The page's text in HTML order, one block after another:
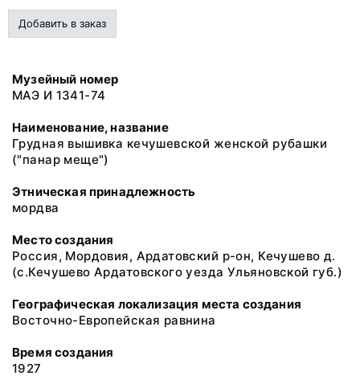
Добавить в заказ
Музейный номер
МАЭ И 1341-74
Наименование, название
Грудная вышивка кечушевской женской рубашки
("панар меще")
Этническая принадлежность
мордва
Место создания
Россия, Мордовия, Ардатовский р-он, Кечушево д.
(с.Кечушево Ардатовского уезда Ульяновской губ.)
Географическая локализация места создания
Восточно-Европейская равнина
Время создания
1927